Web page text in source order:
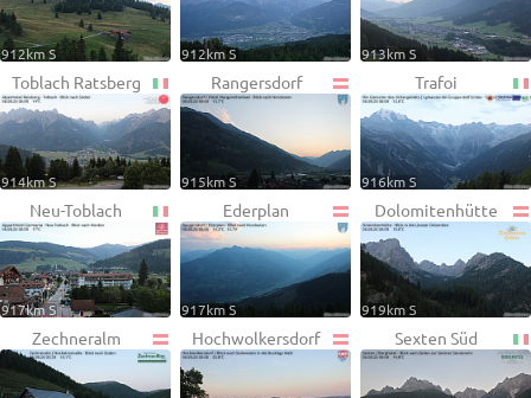
912km S 912km S 913km S
Toblach Ratsberg
914km S
Rangersdorf
915km S
Trafoi
916km S
Neu-Toblach
917km S
Ederplan
917km S
Dolomitenhütte
919km S
Zechneralm Hochwolkersdorf Sexten Süd